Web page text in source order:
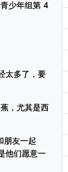
少年组第 4
太多了，要
，尤其是西
朋友一起
他们愿意一